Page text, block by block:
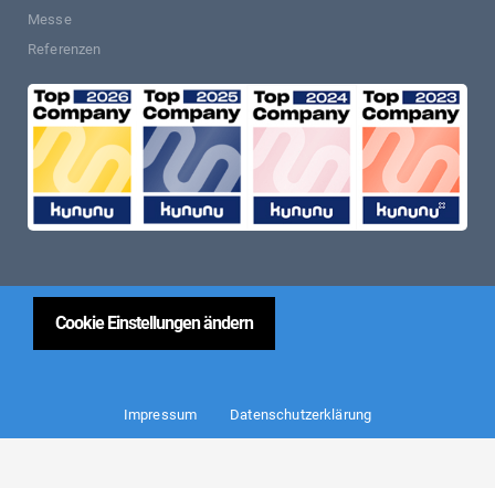
Messe
Referenzen
Cookie Einstellungen ändern
Impressum Datenschutzerklärung